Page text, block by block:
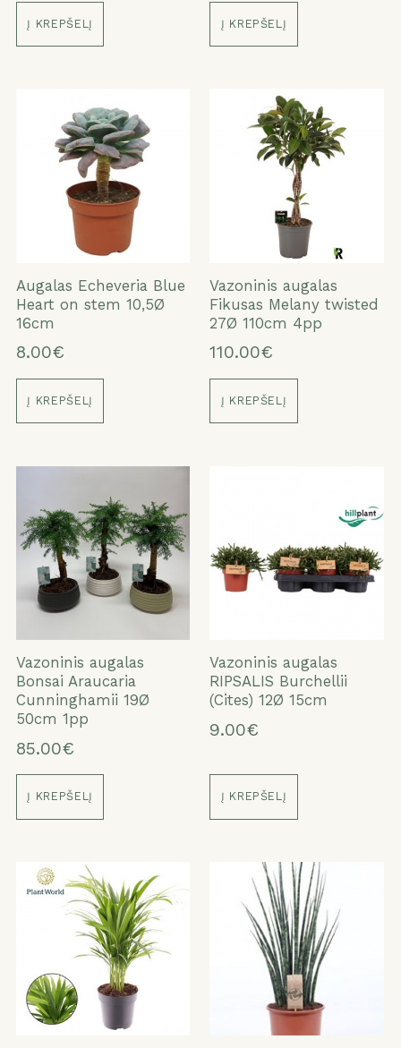
Į KREPŠELĮ Į KREPŠELĮ
Augalas Echeveria Blue
Heart on stem 10,5Ø
16cm
8.00€
Į KREPŠELĮ
Vazoninis augalas
Fikusas Melany twisted
27Ø 110cm 4pp
110.00€
Į KREPŠELĮ
Vazoninis augalas
Bonsai Araucaria
Cunninghamii 19Ø
50cm 1pp
85.00€
Į KREPŠELĮ
Vazoninis augalas
RIPSALIS Burchellii
(Cites) 12Ø 15cm
9.00€
Į KREPŠELĮ